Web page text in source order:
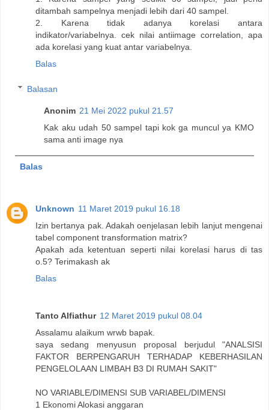
ditambah sampelnya menjadi lebih dari 40 sampel.
2. Karena tidak adanya korelasi antara
indikator/variabelnya. cek nilai antiimage correlation, apa
ada korelasi yang kuat antar variabelnya.
Balas
Balasan
Anonim 21 Mei 2022 pukul 21.57
Kak aku udah 50 sampel tapi kok ga muncul ya KMO
sama anti image nya
Balas
Unknown 11 Maret 2019 pukul 16.18
Izin bertanya pak. Adakah oenjelasan lebih lanjut mengenai
tabel component transformation matrix?
Apakah ada ketentuan seperti nilai korelasi harus di tas
o.5? Terimakash ak
Balas
Tanto Alfiathur 12 Maret 2019 pukul 08.04
Assalamu alaikum wrwb bapak.
saya sedang menyusun proposal berjudul "ANALSISI
FAKTOR BERPENGARUH TERHADAP KEBERHASILAN
PENGELOLAAN LIMBAH B3 DI RUMAH SAKIT"
NO VARIABLE/DIMENSI SUB VARIABEL/DIMENSI
1 Ekonomi Alokasi anggaran